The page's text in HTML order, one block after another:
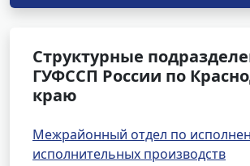
Структурные
ГУФССП России по
краю
Межрайонный отдел по
исполнительных производств